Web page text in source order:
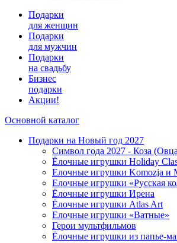
Подарки
для женщин
Подарки
для мужчин
Подарки
на свадьбу
Бизнес
подарки
Акции!
Основной каталог
Подарки на Новый год 2027
Символ года 2027 - Коза
Ёлочные игрушки Holiday
Елочные игрушки Komozja и
Елочные игрушки «Русская
Ёлочные игрушки Ирена
Ёлочные игрушки Atlas Art
Елочные игрушки «Ватные»
Герои мультфильмов
Ёлочные игрушки из папье-